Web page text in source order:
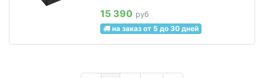
15 390 руб
на заказ от 5 до 30 дней